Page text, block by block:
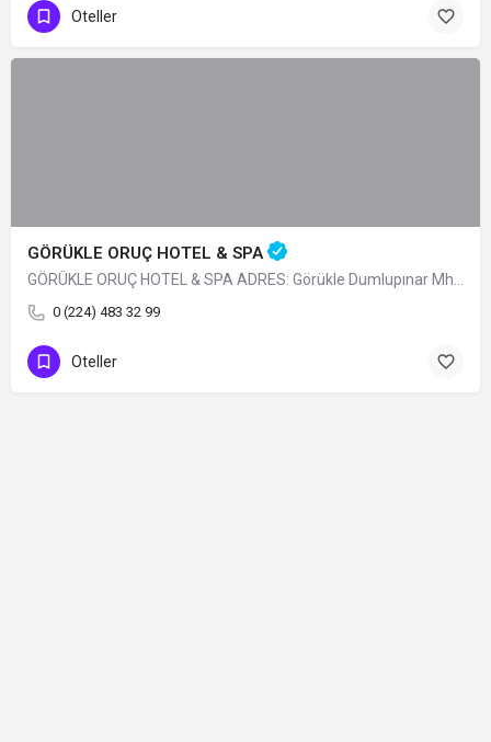
Oteller
GÖRÜKLE ORUÇ HOTEL & SPA
0 (224) 483 32 99
Oteller